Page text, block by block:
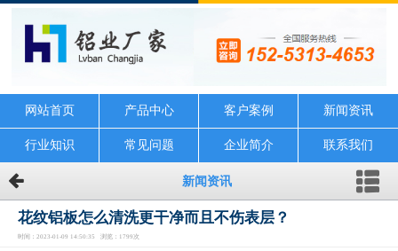
网站首页 产品中心 客户案例 新闻资讯
行业知识 常见问题 企业简介 联系我们
新闻资讯
花纹铝板怎么清洗更干净而且不伤表层？
时间：2023-01-09 14:50:35 浏览：1799次